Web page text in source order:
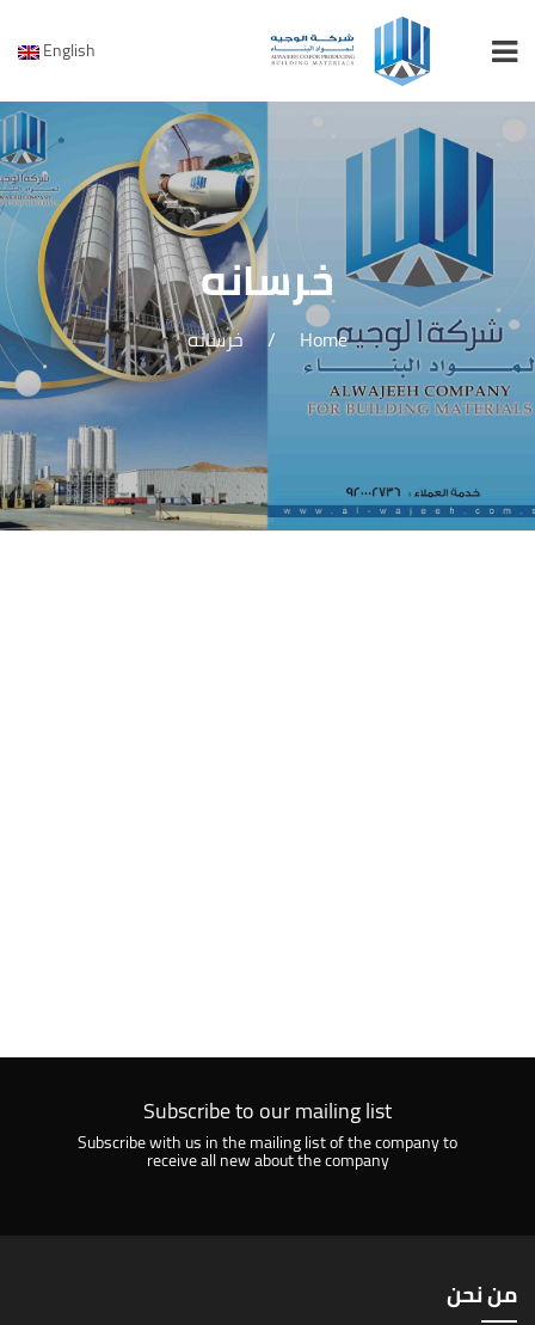
English
خرسانه
Home
/ خرسانه
Subscribe to our mailing list
Subscribe with us in the mailing list of the company to
receive all new about the company
من نحن